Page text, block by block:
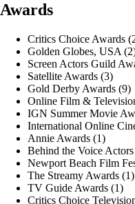
Awards
Critics Choice Awards
Golden Globes, USA
Screen Actors Guild
Satellite Awards (3)
Gold Derby Awards (9)
Online Film &
IGN Summer Movie
International Online
Annie Awards (1)
Behind the Voice
Newport Beach Film
The Streamy Awards (1)
TV Guide Awards (1)
Critics Choice